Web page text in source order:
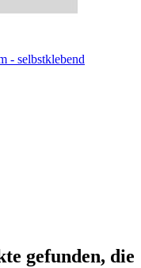
- selbstklebend
gefunden, die